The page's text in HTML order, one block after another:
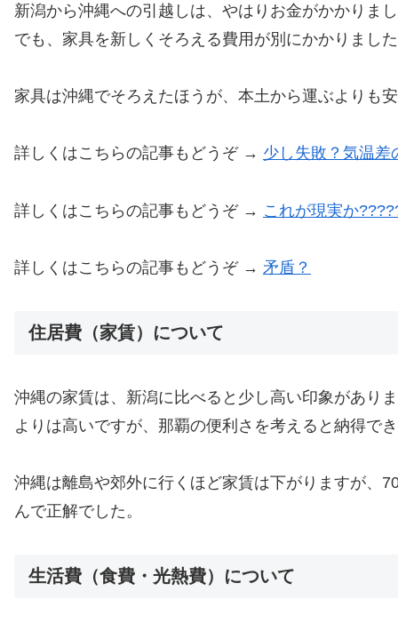
新潟から沖縄への引越しは、やはりお金がかかりま
でも、家具を新しくそろえる費用が別にかかりまし
家具は沖縄でそろえたほうが、本土から運ぶよりも
詳しくはこちらの記事もどうぞ → 少し失敗？気温差
詳しくはこちらの記事もどうぞ → これが現実か
詳しくはこちらの記事もどうぞ → 矛盾？
住居費（家賃）について
沖縄の家賃は、新潟に比べると少し高い印象があり
よりは高いですが、那覇の便利さを考えると納得で
沖縄は離島や郊外に行くほど家賃は下がりますが、
んで正解でした。
生活費（食費・光熱費）について